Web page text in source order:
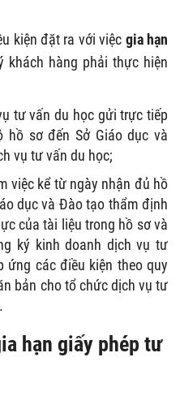
kiện đặt ra với việc gia hạn
khách hàng phải thực hiện
tư vấn du học gửi trực tiếp
hồ sơ đến Sở Giáo dục và
vụ tư vấn du học;
việc kể từ ngày nhận đủ hồ
dục và Đào tạo thẩm định
của tài liệu trong hồ sơ và
ký kinh doanh dịch vụ tư
ứng các điều kiện theo quy
bản cho tổ chức dịch vụ tư
hạn giấy phép tư